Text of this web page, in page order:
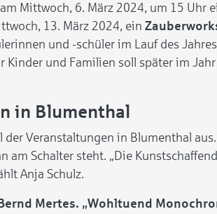
Mittwoch, 6. März 2024, um 15 Uhr
13. März 2024, ein
und -schüler im Lauf des
Kinder und Familien soll später im
in Blumenthal
Veranstaltungen in Blumenthal
am Schalter steht. „Die
Anja Schulz.
Bernd Mertes. „Wohltuend